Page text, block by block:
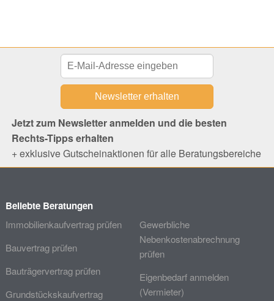
Jetzt zum Newsletter anmelden und die besten
Rechts-Tipps erhalten
+ exklusive Gutscheinaktionen für alle Beratungsbereiche
Beliebte Beratungen
Immobilienkaufvertrag prüfen
Bauvertrag prüfen
Bauträgervertrag prüfen
Grundstückskaufvertrag
Gewerbliche
Nebenkostenabrechnung
prüfen
Eigenbedarf anmelden
(Vermieter)